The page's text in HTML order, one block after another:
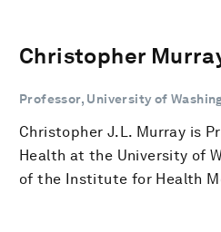
Christopher
Professor, University of
Christopher J.L. Murray is
Health at the University of
of the Institute for Health